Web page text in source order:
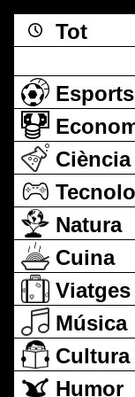
Tot
Esports
Ciència
Natura
Cuina
Viatges
Música
Cultura
Humor